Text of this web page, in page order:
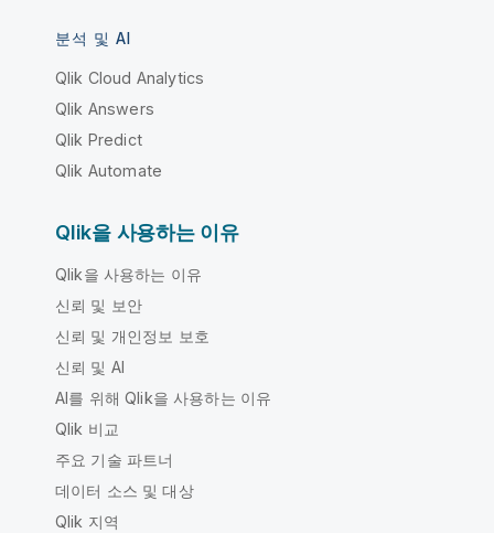
분석 및 AI
Qlik Cloud Analytics
Qlik Answers
Qlik Predict
Qlik Automate
Qlik을 사용하는 이유
Qlik을 사용하는 이유
신뢰 및 보안
신뢰 및 개인정보 보호
신뢰 및 AI
AI를 위해 Qlik을 사용하는 이유
Qlik 비교
주요 기술 파트너
데이터 소스 및 대상
Qlik 지역